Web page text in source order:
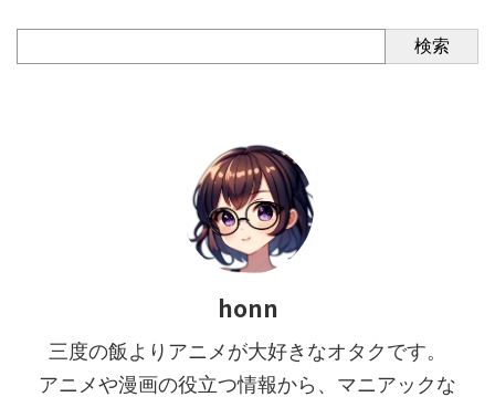
検索
honn
三度の飯よりアニメが大好きなオタクです。
アニメや漫画の役立つ情報から、マニアックな